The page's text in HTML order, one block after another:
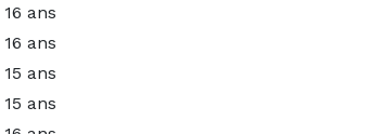
16 ans
16 ans
15 ans
15 ans